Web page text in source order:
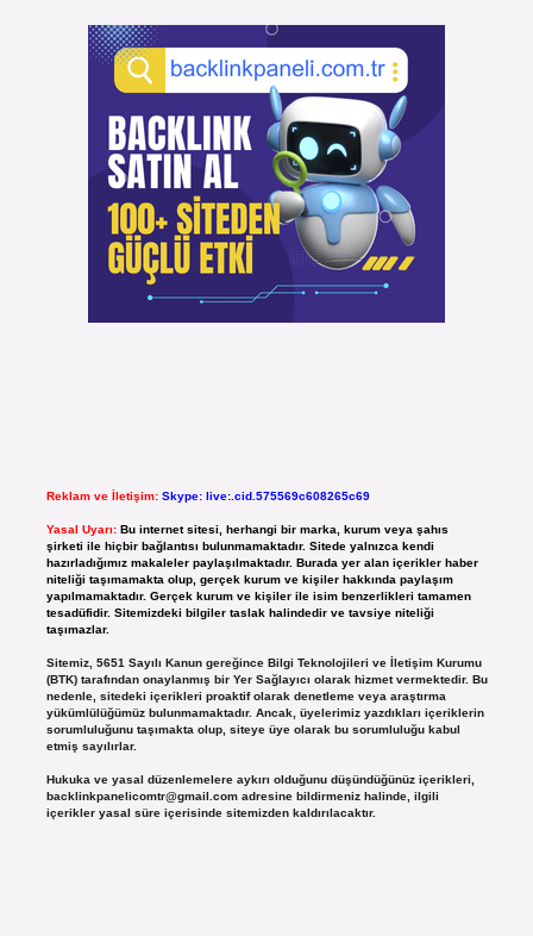
Reklam ve İletişim: Skype: live:.cid.575569c608265c69
Yasal Uyarı: Bu internet sitesi, herhangi bir marka, kurum veya şahıs
şirketi ile hiçbir bağlantısı bulunmamaktadır. Sitede yalnızca kendi
hazırladığımız makaleler paylaşılmaktadır. Burada yer alan içerikler haber
niteliği taşımamakta olup, gerçek kurum ve kişiler hakkında paylaşım
yapılmamaktadır. Gerçek kurum ve kişiler ile isim benzerlikleri tamamen
tesadüfidir. Sitemizdeki bilgiler taslak halindedir ve tavsiye niteliği
taşımazlar.
Sitemiz, 5651 Sayılı Kanun gereğince Bilgi Teknolojileri ve İletişim Kurumu
(BTK) tarafından onaylanmış bir Yer Sağlayıcı olarak hizmet vermektedir. Bu
nedenle, sitedeki içerikleri proaktif olarak denetleme veya araştırma
yükümlülüğümüz bulunmamaktadır. Ancak, üyelerimiz yazdıkları içeriklerin
sorumluluğunu taşımakta olup, siteye üye olarak bu sorumluluğu kabul
etmiş sayılırlar.
Hukuka ve yasal düzenlemelere aykırı olduğunu düşündüğünüz içerikleri,
backlinkpanelicomtr@gmail.comadresine bildirmeniz halinde, ilgili
içerikler yasal süre içerisinde sitemizden kaldırılacaktır.